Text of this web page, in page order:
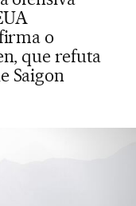
o
que refuta
Saigon